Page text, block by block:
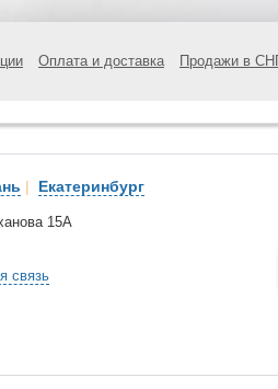
Оплата и доставка Продажи в
| Екатеринбург
15А
связь